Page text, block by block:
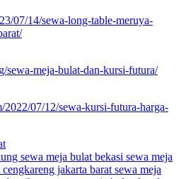
07/14/sewa-long-table-meruya-
sewa-meja-bulat-dan-kursi-futura/
2022/07/12/sewa-kursi-futura-harga-
sewa meja bulat bekasi sewa meja
jakarta barat sewa meja